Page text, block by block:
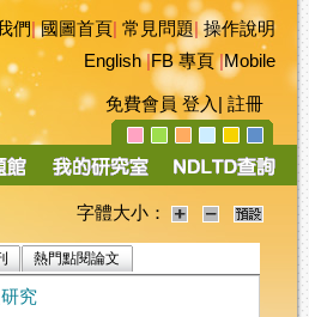
們|國圖首頁 常見問題|操作說明
English|FB 專頁|Mobile
免費會員 登入 註冊
字體大小：
熱門點閱論文
究